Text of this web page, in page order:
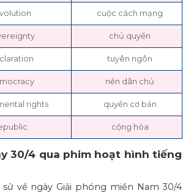
cuộc cách mạng
chủ quyền
tuyên ngôn
nền dân chủ
rights quyền cơ bản
cộng hòa
30/4 qua phim hoạt hình tiếng
về ngày Giải phóng miền Nam 30/4